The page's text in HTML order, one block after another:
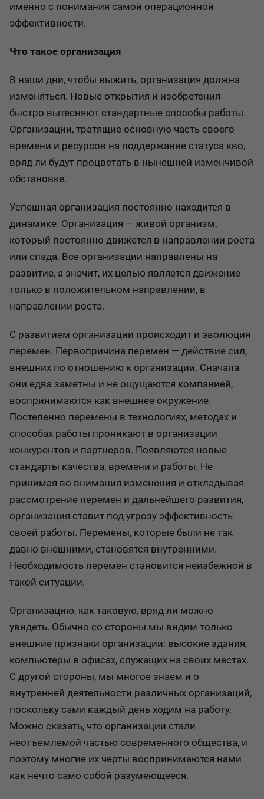
именно с понимания самой операционной
эффективности.
Что такое организация
В наши дни, чтобы выжить, организация должна
изменяться. Новые открытия и изобретения
быстро вытесняют стандартные способы работы.
Организации, тратящие основную часть своего
времени и ресурсов на поддержание статуса кво,
вряд ли будут процветать в нынешней изменчивой
обстановке.
Успешная организация постоянно находится в
динамике. Организация — живой организм,
который постоянно движется в направлении роста
или спада. Все организации направлены на
развитие, а значит, их целью является движение
только в положительном направлении, в
направлении роста.
С развитием организации происходит и эволюция
перемен. Первопричина перемен — действие сил,
внешних по отношению к организации. Сначала
они едва заметны и не ощущаются компанией,
воспринимаются как внешнее окружение.
Постепенно перемены в технологиях, методах и
способах работы проникают в организации
конкурентов и партнеров. Появляются новые
стандарты качества, времени и работы. Не
принимая во внимания изменения и откладывая
рассмотрение перемен и дальнейшего развития,
организация ставит под угрозу эффективность
своей работы. Перемены, которые были не так
давно внешними, становятся внутренними.
Необходимость перемен становится неизбежной в
такой ситуации.
Организацию, как таковую, вряд ли можно
увидеть. Обычно со стороны мы видим только
внешние признаки организации: высокие здания,
компьютеры в офисах, служащих на своих местах.
С другой стороны, мы многое знаем и о
внутренней деятельности различных организаций,
поскольку сами каждый день ходим на работу.
Можно сказать, что организации стали
неотъемлемой частью современного общества, и
поэтому многие их черты воспринимаются нами
как нечто само собой разумеющееся.